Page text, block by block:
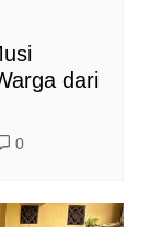
dari
0